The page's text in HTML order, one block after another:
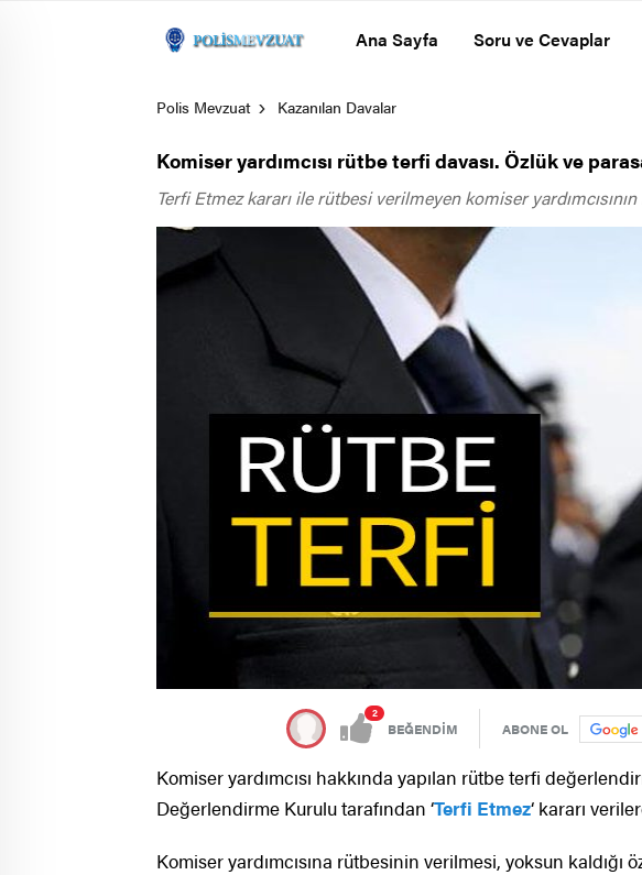
Ana Sayfa Soru ve Cevaplar
Polis Mevzuat Kazanılan Davalar
Komiser yardımcısı rütbe terfi davası. Özlük ve
Terfi Etmez kararı ile rütbesi verilmeyen komiser
2
BEĞENDİM ABONE OL
Komiser yardımcısı hakkında yapılan rütbe terfi
Değerlendirme Kurulu tarafından ‘Terfi Etmez‘ kararı
Komiser yardımcısına rütbesinin verilmesi, yoksun kaldığı